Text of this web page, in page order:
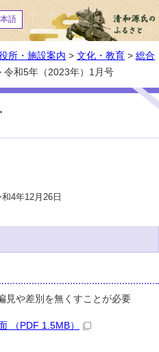
語
所・施設案内 > 文化・教育 > 総合
令和5年（2023年）1月号
4年12月26日
見や差別を無くすことが必要
（PDF 1.5MB）